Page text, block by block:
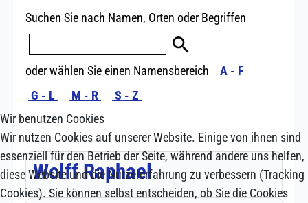
Wir benutzen Cookies
Wir nutzen Cookies auf unserer Website. Einige von ihnen sind
essenziell für den Betrieb der Seite, während andere uns helfen,
diese Website und die Nutzererfahrung zu verbessern (Tracking
Cookies). Sie können selbst entscheiden, ob Sie die Cookies